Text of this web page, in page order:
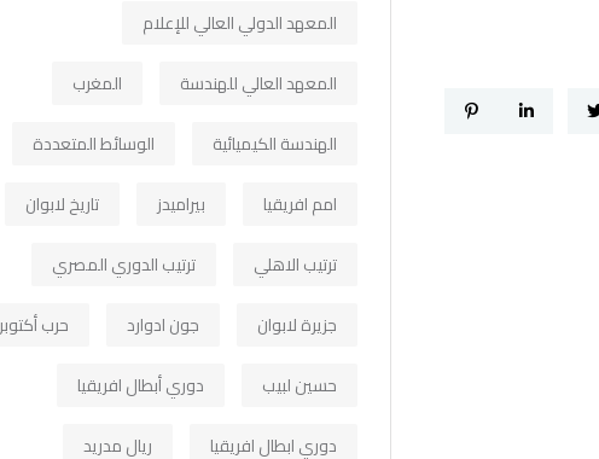
المعهد الدولي العالي للإعلام
المعهد العالي للهندسة
المغرب
الهندسة الكيميائية
الوسائط المتعددة
امم افريقيا
بيراميدز
تاريخ لابوان
ترتيب الاهلي
ترتيب الدوري المصري
جزيرة لابوان
جون ادوارد
حرب أكتوبر
حسين لبيب
دوري أبطال افريقيا
دوري ابطال افريقيا
ريال مدريد